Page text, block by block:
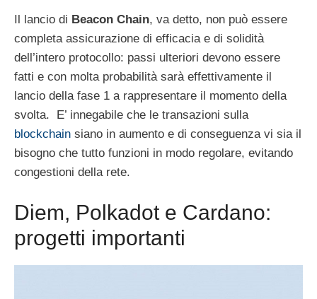
Il lancio di Beacon Chain, va detto, non può essere
completa assicurazione di efficacia e di solidità
dell’intero protocollo: passi ulteriori devono essere
fatti e con molta probabilità sarà effettivamente il
lancio della fase 1 a rappresentare il momento della
svolta. E’ innegabile che le transazioni sulla
blockchain siano in aumento e di conseguenza vi sia il
bisogno che tutto funzioni in modo regolare, evitando
congestioni della rete.
Diem, Polkadot e Cardano:
progetti importanti